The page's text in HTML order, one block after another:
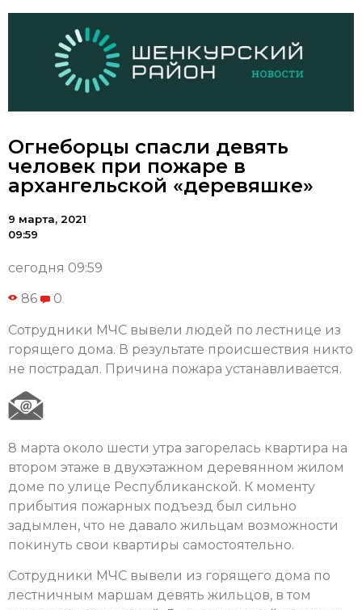
Огнеборцы спасли девять
человек при пожаре в
архангельской «деревяшке»
9 марта, 2021
09:59
сегодня 09:59
86 0
Сотрудники МЧС вывели людей по лестнице из
горящего дома. В результате происшествия никто
не пострадал. Причина пожара устанавливается.
8 марта около шести утра загорелась квартира на
втором этаже в двухэтажном деревянном жилом
доме по улице Республиканской. К моменту
прибытия пожарных подъезд был сильно
задымлен, что не давало жильцам возможности
покинуть свои квартиры самостоятельно.
Сотрудники МЧС вывели из горящего дома по
лестничным маршам девять жильцов, в том